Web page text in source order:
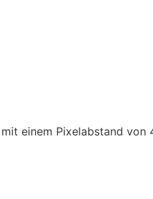
einem Pixelabstand von